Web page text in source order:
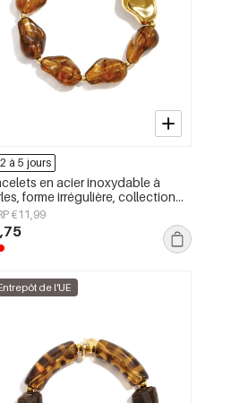
2 à 5 jours
en acier inoxydable à
forme irrégulière, collection
et simple pour femmes
€11,99
de l'UE